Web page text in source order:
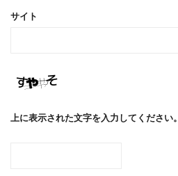
サイト
上に表示された文字を入力してください。